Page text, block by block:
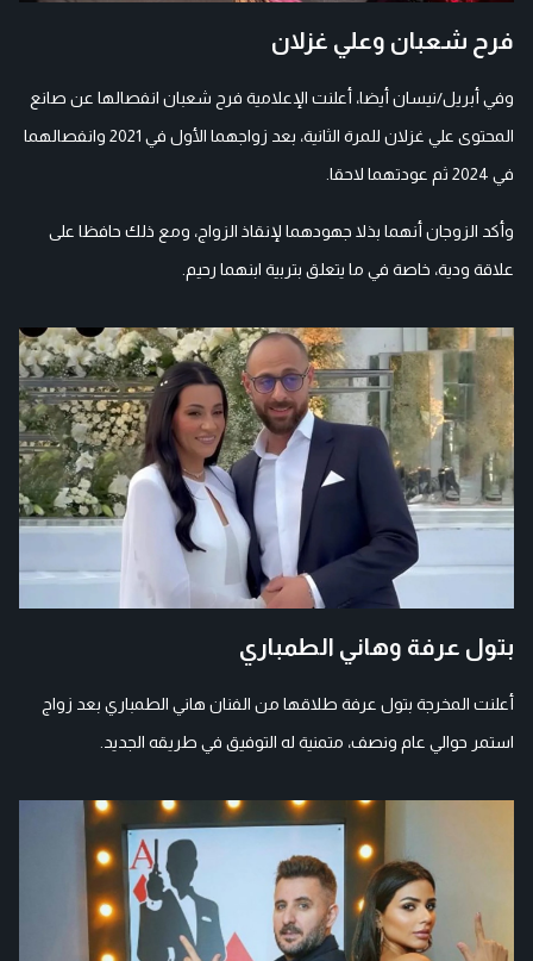
فرح شعبان وعلي غزلان
وفي أبريل/نيسان أيضا، أعلنت الإعلامية فرح شعبان انفصالها عن صانع
المحتوى علي غزلان للمرة الثانية، بعد زواجهما الأول في 2021 وانفصالهما
في 2024 ثم عودتهما لاحقا.
وأكد الزوجان أنهما بذلا جهودهما لإنقاذ الزواج، ومع ذلك حافظا على
علاقة ودية، خاصة في ما يتعلق بتربية ابنهما رحيم.
بتول عرفة وهاني الطمباري
أعلنت المخرجة بتول عرفة طلاقها من الفنان هاني الطمباري بعد زواج
استمر حوالي عام ونصف، متمنية له التوفيق في طريقه الجديد.